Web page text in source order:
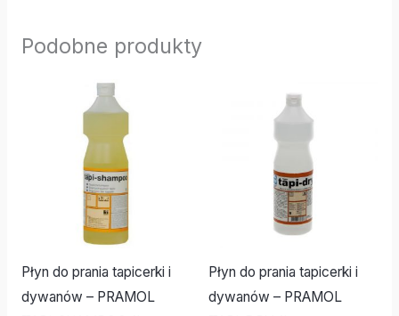
Podobne produkty
Płyn do prania tapicerki i
dywanów – PRAMOL
Płyn do prania tapicerki i
dywanów – PRAMOL